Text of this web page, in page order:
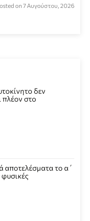
on 7 Αυγούστου, 2026
δεν
πλέον στο
αποτελέσματα το α΄